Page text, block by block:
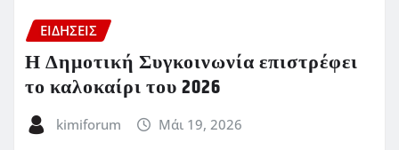
ΕΙΔΗΣΕΙΣ
Η Δημοτική Συγκοινωνία επιστρέφει
το καλοκαίρι του 2026
kimiforum Μάι 19, 2026